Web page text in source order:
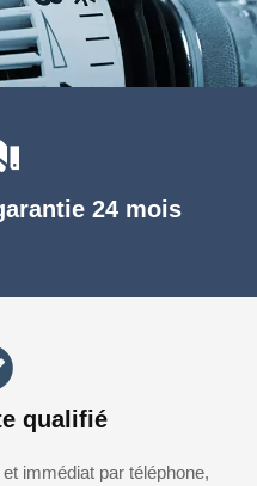
24 mois
qualifié
immédiat par téléphone,